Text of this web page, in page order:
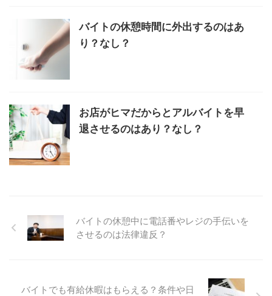
バイトの休憩時間に外出するのはあ
り？なし？
お店がヒマだからとアルバイトを早
退させるのはあり？なし？
バイトの休憩中に電話番やレジの手伝いを
させるのは法律違反？
バイトでも有給休暇はもらえる？条件や日